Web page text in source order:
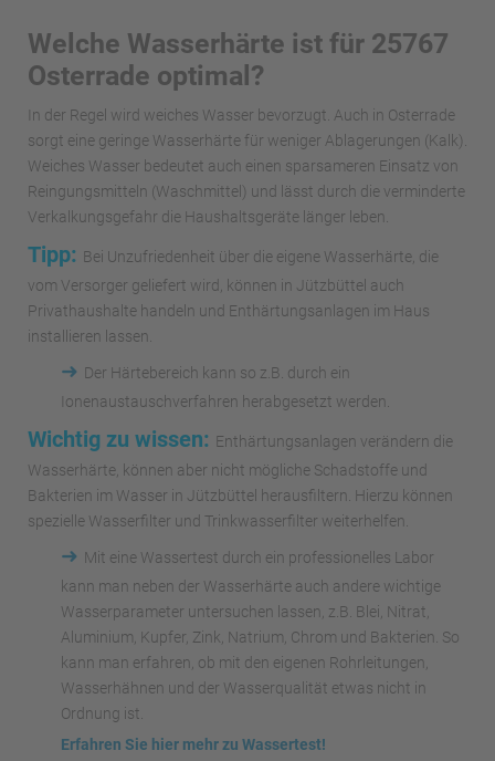
Welche Wasserhärte ist für 25767
Osterrade optimal?
In der Regel wird weiches Wasser bevorzugt. Auch in Osterrade
sorgt eine geringe Wasserhärte für weniger Ablagerungen (Kalk).
Weiches Wasser bedeutet auch einen sparsameren Einsatz von
Reingungsmitteln (Waschmittel) und lässt durch die verminderte
Verkalkungsgefahr die Haushaltsgeräte länger leben.
Tipp: Bei Unzufriedenheit über die eigene Wasserhärte, die
vom Versorger geliefert wird, können in Jützbüttel auch
Privathaushalte handeln und Enthärtungsanlagen im Haus
installieren lassen.
➜ Der Härtebereich kann so z.B. durch ein
Ionenaustauschverfahren herabgesetzt werden.
Wichtig zu wissen: Enthärtungsanlagen verändern die
Wasserhärte, können aber nicht mögliche Schadstoffe und
Bakterien im Wasser in Jützbüttel herausfiltern. Hierzu können
spezielle Wasserfilter und Trinkwasserfilter weiterhelfen.
➜ Mit eine Wassertest durch ein professionelles Labor
kann man neben der Wasserhärte auch andere wichtige
Wasserparameter untersuchen lassen, z.B. Blei, Nitrat,
Aluminium, Kupfer, Zink, Natrium, Chrom und Bakterien. So
kann man erfahren, ob mit den eigenen Rohrleitungen,
Wasserhähnen und der Wasserqualität etwas nicht in
Ordnung ist.
Erfahren Sie hier mehr zu Wassertest!